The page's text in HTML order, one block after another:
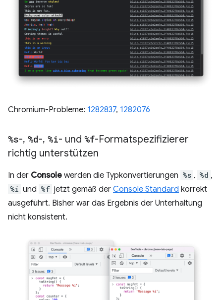
Chromium-Probleme: 1282837, 1282076
%s-, %d-, %i- und %f-Formatspezifizierer
richtig unterstützen
In der Console werden die Typkonvertierungen %s , %d ,
%i und %f jetzt gemäß der Console Standard korrekt
ausgeführt. Bisher war das Ergebnis der Unterhaltung
nicht konsistent.